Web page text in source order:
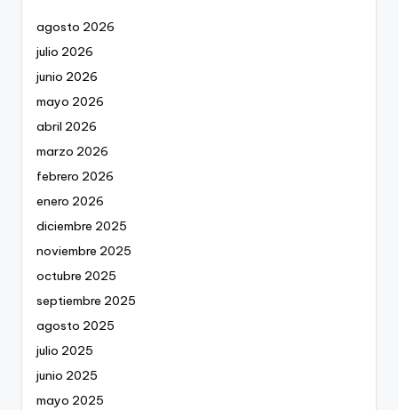
agosto 2026
julio 2026
junio 2026
mayo 2026
abril 2026
marzo 2026
febrero 2026
enero 2026
diciembre 2025
noviembre 2025
octubre 2025
septiembre 2025
agosto 2025
julio 2025
junio 2025
mayo 2025